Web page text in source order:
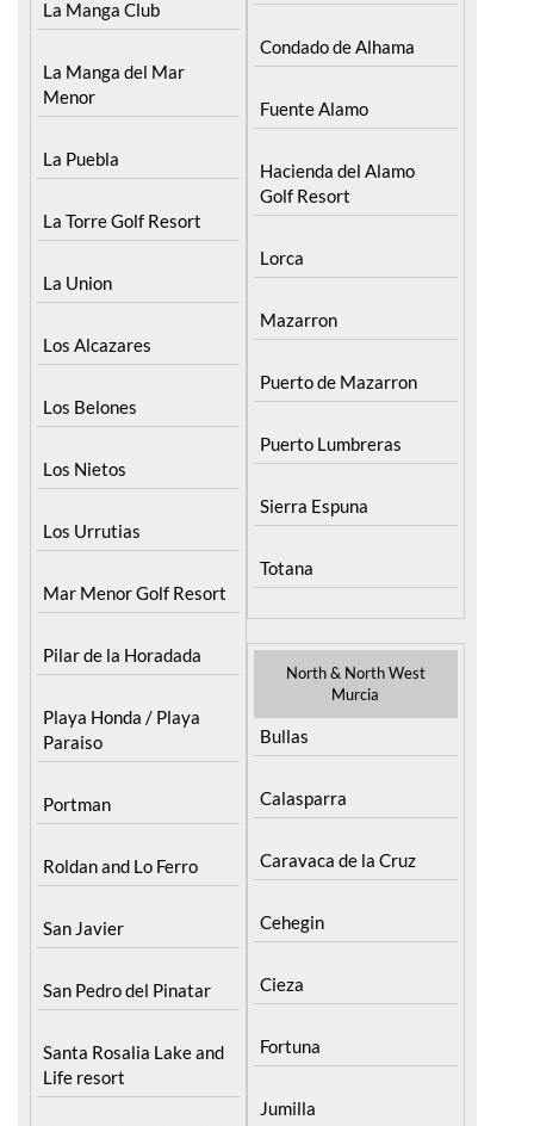
La Manga Club
La Manga del Mar
Menor
La Puebla
La Torre Golf Resort
La Union
Los Alcazares
Los Belones
Los Nietos
Los Urrutias
Mar Menor Golf Resort
Pilar de la Horadada
Playa Honda / Playa
Paraiso
Portman
Roldan and Lo Ferro
San Javier
San Pedro del Pinatar
Santa Rosalia Lake and
Life resort
Condado de Alhama
Fuente Alamo
Hacienda del Alamo
Golf Resort
Lorca
Mazarron
Puerto de Mazarron
Puerto Lumbreras
Sierra Espuna
Totana
North & North West
Murcia
Bullas
Calasparra
Caravaca de la Cruz
Cehegin
Cieza
Fortuna
Jumilla